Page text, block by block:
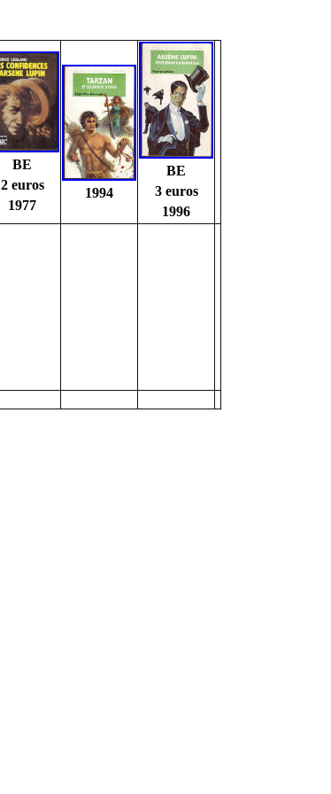
BE
2 euros
1977
1994
BE
3 euros
1996